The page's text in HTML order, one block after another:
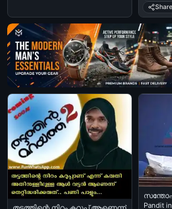
Share
സന്തോഷ്‌
Pandit